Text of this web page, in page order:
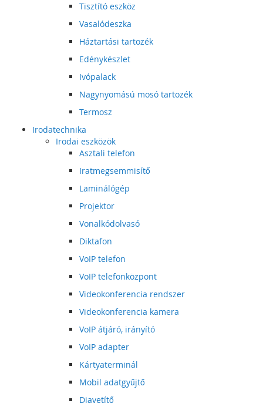
Tisztító eszköz
Vasalódeszka
Háztartási tartozék
Edénykészlet
Ivópalack
Nagynyomású mosó tartozék
Termosz
Irodatechnika
Irodai eszközök
Asztali telefon
Iratmegsemmisítő
Laminálógép
Projektor
Vonalkódolvasó
Diktafon
VoIP telefon
VoIP telefonközpont
Videokonferencia rendszer
Videokonferencia kamera
VoIP átjáró, irányító
VoIP adapter
Kártyaterminál
Mobil adatgyűjtő
Diavetítő